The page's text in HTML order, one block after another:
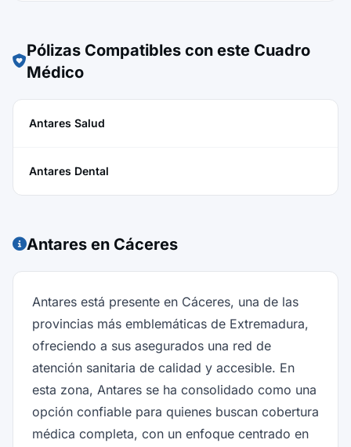
Pólizas Compatibles con este Cuadro
Médico
Antares Salud
Antares Dental
Antares en Cáceres
Antares está presente en Cáceres, una de las
provincias más emblemáticas de Extremadura,
ofreciendo a sus asegurados una red de
atención sanitaria de calidad y accesible. En
esta zona, Antares se ha consolidado como una
opción confiable para quienes buscan cobertura
médica completa, con un enfoque centrado en